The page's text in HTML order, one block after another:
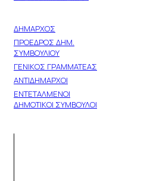
ΔΗΜΑΡΧΟΣ
ΠΡΟΕΔΡΟΣ ΔΗΜ.
ΣΥΜΒΟΥΛΙΟΥ
ΓΕΝΙΚΟΣ ΓΡΑΜΜΑΤΕΑΣ
ΑΝΤΙΔΗΜΑΡΧΟΙ
ΕΝΤΕΤΑΛΜΕΝΟΙ
ΔΗΜΟΤΙΚΟΙ ΣΥΜΒΟΥΛΟΙ